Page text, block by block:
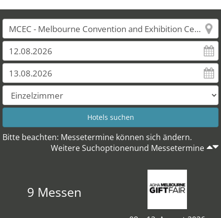
Bitte beachten: Messetermine können sich ändern.
Weitere Suchoptionenund Messetermine
9 Messen